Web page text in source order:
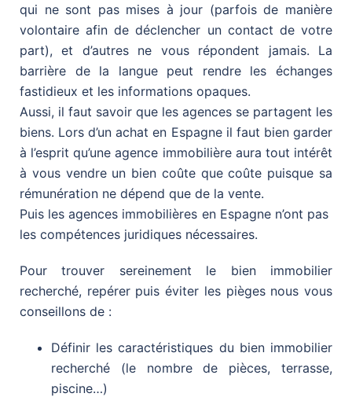
qui ne sont pas mises à jour (parfois de manière
volontaire afin de déclencher un contact de votre
part), et d’autres ne vous répondent jamais. La
barrière de la langue peut rendre les échanges
fastidieux et les informations opaques.
Aussi, il faut savoir que les agences se partagent les
biens. Lors d’un achat en Espagne il faut bien garder
à l’esprit qu’une agence immobilière aura tout intérêt
à vous vendre un bien coûte que coûte puisque sa
rémunération ne dépend que de la vente.
Puis les agences immobilières en Espagne n’ont pas
les compétences juridiques nécessaires.
Pour trouver sereinement le bien immobilier
recherché, repérer puis éviter les pièges nous vous
conseillons de :
Définir les caractéristiques du bien immobilier
recherché (le nombre de pièces, terrasse,
piscine…)